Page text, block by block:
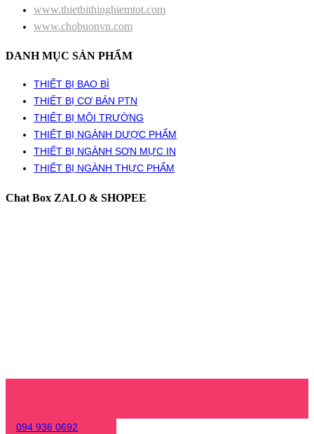
www.thietbithinghiemtot.com
www.chobuonvn.com
DANH MỤC SẢN PHẨM
THIẾT BỊ BAO BÌ
THIẾT BỊ CƠ BẢN PTN
THIẾT BỊ MÔI TRƯỜNG
THIẾT BỊ NGÀNH DƯỢC PHẨM
THIẾT BỊ NGÀNH SƠN MỰC IN
THIẾT BỊ NGÀNH THỰC PHẨM
Chat Box ZALO & SHOPEE
094 936 0692